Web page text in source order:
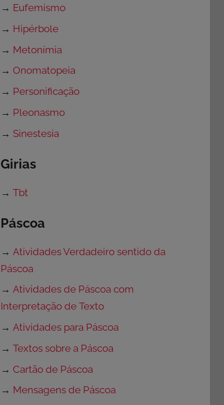
→ Eufemismo
→ Hipérbole
→ Metonímia
→Onomatopeia
→ Personificação
→ Pleonasmo
→ Sinestesia
Girias
→Tbt
Páscoa
→Atividades Verdadeiro sentido da
Páscoa
→Atividades de Páscoa com
Interpretação de Texto
→Atividades para Páscoa
→Textos sobre a Páscoa
→Cartão de Páscoa
→ Mensagens de Páscoa